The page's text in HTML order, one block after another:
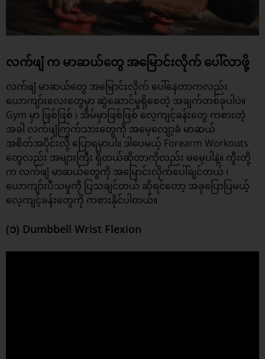
လက်ဖျံ က မာဆယ်တွေ အမြောင်းလိုက် ပေါ်လာဖို့
လက်ဖျံ မာဆယ်တွေ အမြောင်းလိုက် ပေါ်နေတာကလည်း
ယောကျာ်းလေးတွေမှာ ဆွဲဆောင်မှုရှိစေတဲ့ အချက်တစ်ခုပါပဲ။
Gym မှာ ဖြစ်ဖြစ် ၊ အိမ်မှာဖြစ်ဖြစ် လေ့ကျင့်ခန်းတွေ ကစားတဲ့
အခါ လက်ဖျံကြွက်သားတွေကို အမေ့လျော့ခံ မာဆယ်
အစိတ်အပိုင်းလို့ ပြောရမှာပါ။ ဒါပေမယ့် Forearm Workouts
တွေလည်း အများကြီး ရှိတယ်ဆိုတာကိုလည်း မမေ့ပါနဲ့။ ကွီးတို့
က လက်ဖျံ မာဆယ်တွေကို အမြောင်းလိုက်ပေါ်ချင်တယ် ၊
ယောကျာ်းပီသမှုကို ပြသချင်တယ် ဆိုရင်တော့ အခုပြောပြမယ့်
လေ့ကျင့်ခန်းတွေကို ကစားနိုင်ပါတယ်။
(၁) Dumbbell Wrist Flexion